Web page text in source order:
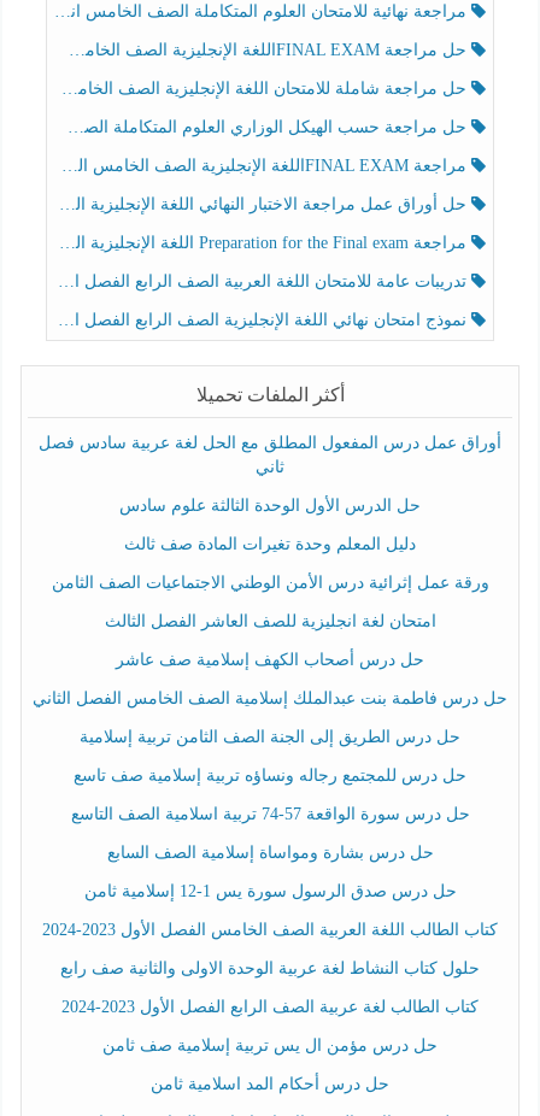
مراجعة نهائية للامتحان العلوم المتكاملة الصف الخامس انسبير الفصل الثالث
حل مراجعة FINAL EXAMاللغة الإنجليزية الصف الخامس الفصل الثالث
حل مراجعة شاملة للامتحان اللغة الإنجليزية الصف الخامس الفصل الثالث
حل مراجعة حسب الهيكل الوزاري العلوم المتكاملة الصف الخامس عام الفصل الثالث
مراجعة FINAL EXAMاللغة الإنجليزية الصف الخامس الفصل الثالث
حل أوراق عمل مراجعة الاختبار النهائي اللغة الإنجليزية الصف الرابع الفصل الثالث
مراجعة Preparation for the Final exam اللغة الإنجليزية الصف الرابع الفصل الثالث
تدريبات عامة للامتحان اللغة العربية الصف الرابع الفصل الثالث
نموذج امتحان نهائي اللغة الإنجليزية الصف الرابع الفصل الثالث
أكثر الملفات تحميلا
أوراق عمل درس المفعول المطلق مع الحل لغة عربية سادس فصل
ثاني
حل الدرس الأول الوحدة الثالثة علوم سادس
دليل المعلم وحدة تغيرات المادة صف ثالث
ورقة عمل إثرائية درس الأمن الوطني الاجتماعيات الصف الثامن
امتحان لغة انجليزية للصف العاشر الفصل الثالث
حل درس أصحاب الكهف إسلامية صف عاشر
حل درس فاطمة بنت عبدالملك إسلامية الصف الخامس الفصل الثاني
حل درس الطريق إلى الجنة الصف الثامن تربية إسلامية
حل درس للمجتمع رجاله ونساؤه تربية إسلامية صف تاسع
حل درس سورة الواقعة 57-74 تربية اسلامية الصف التاسع
حل درس بشارة ومواساة إسلامية الصف السابع
حل درس صدق الرسول سورة يس 1-12 إسلامية ثامن
كتاب الطالب اللغة العربية الصف الخامس الفصل الأول 2023-2024
حلول كتاب النشاط لغة عربية الوحدة الاولى والثانية صف رابع
كتاب الطالب لغة عربية الصف الرابع الفصل الأول 2023-2024
حل درس مؤمن ال يس تربية إسلامية صف ثامن
حل درس أحكام المد اسلامية ثامن